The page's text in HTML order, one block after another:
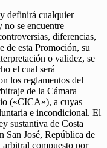
definirá cualquier
no se encuentre
diferencias,
de esta Promoción, su
o validez, se
el cual será
los reglamentos del
de la Cámara
(«CICA»), a cuyas
e incondicional. El
sustantiva de Costa
San José, República de
compuesto por